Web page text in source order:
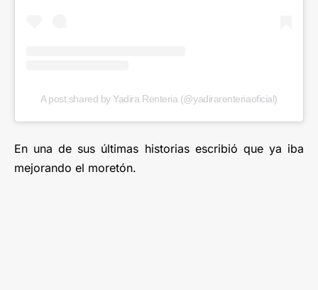
A post shared by Yadira Renteria (@yadirarenteriaoficial)
En una de sus últimas historias escribió que ya iba
mejorando el moretón.